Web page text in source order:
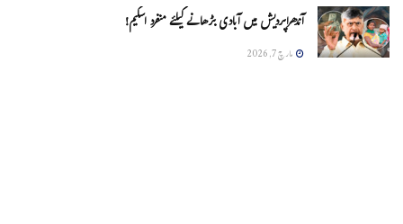
آندھراپردیش میں آبادی بڑھانے کیلئے منفرد اسکیم!
مارچ 7, 2026